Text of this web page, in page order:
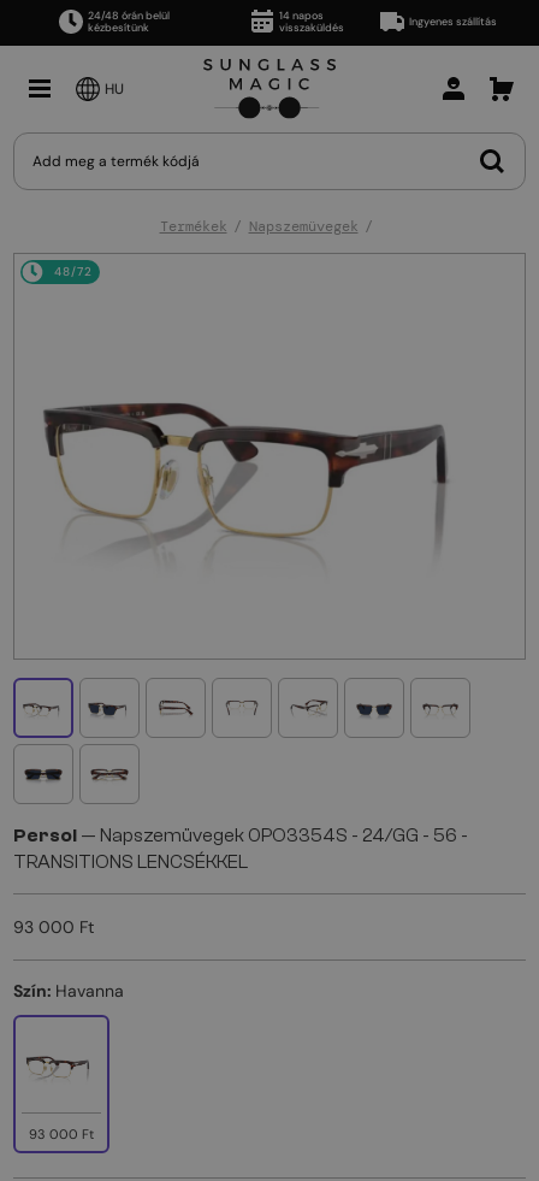
24/48 órán belül
kézbesítünk
14 napos
visszaküldés
Ingyenes szállítás
HU
Termékek Napszemüvegek
48/72
Persol — Napszemüvegek 0PO3354S - 24/GG - 56 -
TRANSITIONS LENCSÉKKEL
93 000 Ft
Szín: Havanna
93 000 Ft